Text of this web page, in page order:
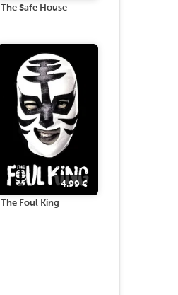
The Safe House
4.99€
The Foul King